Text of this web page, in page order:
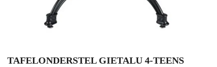
TAFELONDERSTEL GIETALU 4-TEENS